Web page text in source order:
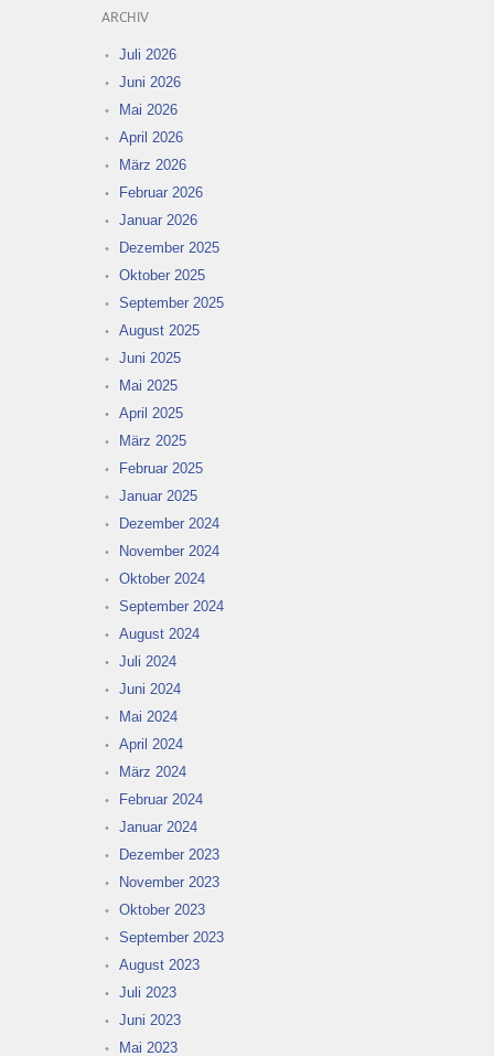
ARCHIV
Juli 2026
Juni 2026
Mai 2026
April 2026
März 2026
Februar 2026
Januar 2026
Dezember 2025
Oktober 2025
September 2025
August 2025
Juni 2025
Mai 2025
April 2025
März 2025
Februar 2025
Januar 2025
Dezember 2024
November 2024
Oktober 2024
September 2024
August 2024
Juli 2024
Juni 2024
Mai 2024
April 2024
März 2024
Februar 2024
Januar 2024
Dezember 2023
November 2023
Oktober 2023
September 2023
August 2023
Juli 2023
Juni 2023
Mai 2023